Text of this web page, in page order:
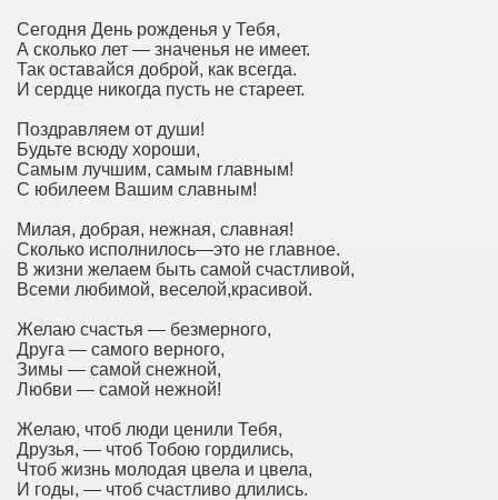
Сегодня День рожденья у Тебя,
А сколько лет — значенья не имеет.
Так оставайся доброй, как всегда.
И сердце никогда пусть не стареет.
Поздравляем от души!
Будьте всюду хороши,
Самым лучшим, самым главным!
С юбилеем Вашим славным!
Милая, добрая, нежная, славная!
Сколько исполнилось—это не главное.
В жизни желаем быть самой счастливой,
Всеми любимой, веселой,красивой.
Желаю счастья — безмерного,
Друга — самого верного,
Зимы — самой снежной,
Любви — самой нежной!
Желаю, чтоб люди ценили Тебя,
Друзья, — чтоб Тобою гордились,
Чтоб жизнь молодая цвела и цвела,
И годы, — чтоб счастливо длились.